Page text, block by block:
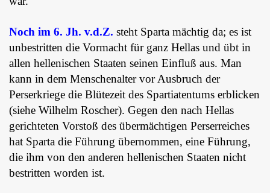
Noch im 6. Jh. v.d.Z. steht Sparta mächtig da; es ist
unbestritten die Vormacht für ganz Hellas und übt in
allen hellenischen Staaten seinen Einfluß aus. Man
kann in dem Menschenalter vor Ausbruch der
Perserkriege die Blütezeit des Spartiatentums erblicken
(siehe Wilhelm Roscher). Gegen den nach Hellas
gerichteten Vorstoß des übermächtigen Perserreiches
hat Sparta die Führung übernommen, eine Führung,
die ihm von den anderen hellenischen Staaten nicht
bestritten worden ist.